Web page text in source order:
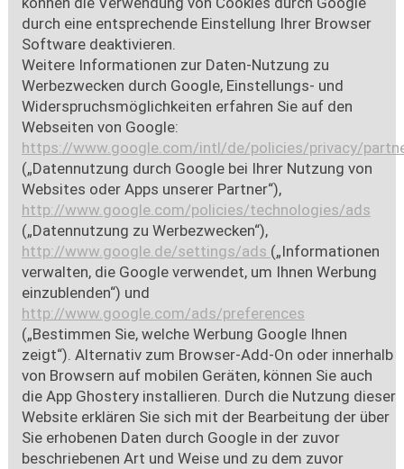
durch eine entsprechende Einstellung Ihrer Browser
Software deaktivieren.
Weitere Informationen zur Daten-Nutzung zu
Werbezwecken durch Google, Einstellungs- und
Widerspruchsmöglichkeiten erfahren Sie auf den
Webseiten von Google:
https://www.google.com/intl/de/policies/privacy/
(„Datennutzung durch Google bei Ihrer Nutzung von
Websites oder Apps unserer Partner“),
http://www.google.com/policies/technologies/ads
(„Datennutzung zu Werbezwecken“),
http://www.google.de/settings/ads („Informationen
verwalten, die Google verwendet, um Ihnen Werbung
einzublenden“) und
http://www.google.com/ads/preferences
(„Bestimmen Sie, welche Werbung Google Ihnen
zeigt“). Alternativ zum Browser-Add-On oder innerhalb
von Browsern auf mobilen Geräten, können Sie auch
die App Ghostery installieren. Durch die Nutzung dieser
Website erklären Sie sich mit der Bearbeitung der über
Sie erhobenen Daten durch Google in der zuvor
beschriebenen Art und Weise und zu dem zuvor